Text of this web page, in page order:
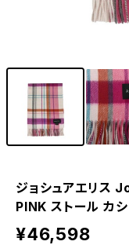
ジョシュアエリス
PINK ストール カ
¥46,598